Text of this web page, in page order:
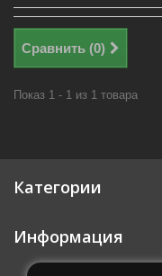
Сравнить (0)
Показ 1 - 1 из 1 товара
Категории
Информация